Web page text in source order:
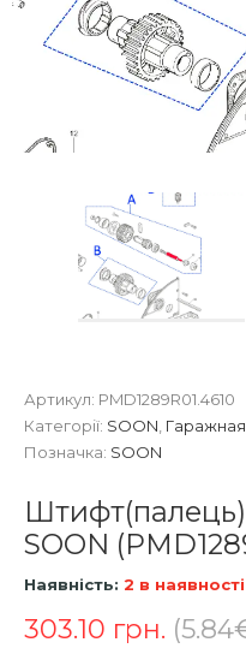
Артикул: PMD1289R01.4610
Категорії: SOON
Позначка: SOON
SOON
Наявність: 2 в наявності
303.10 грн.